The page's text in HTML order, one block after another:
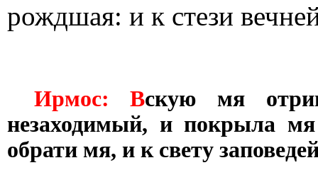
рождшая: и к стези
Ирмос: Вскую мя
незаходимый, и покрыла
обрати мя, и к свету